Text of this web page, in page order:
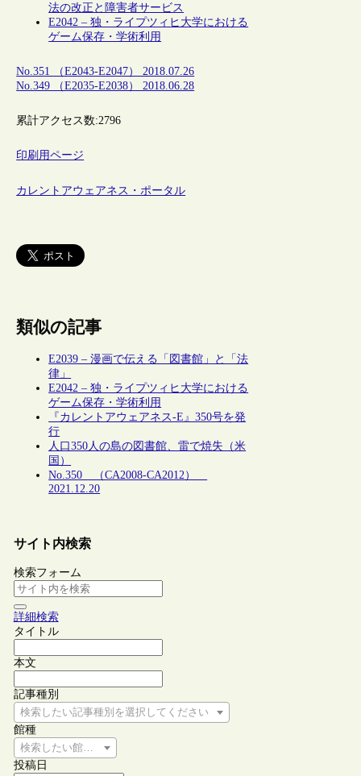
法の改正と障害者サービス
E2042 – 独・ライプツィヒ大学における
ゲーム保存・学術利用
No.351 （E2043-E2047） 2018.07.26
No.349 （E2035-E2038） 2018.06.28
累計アクセス数:2796
印刷用ページ
カレントアウェアネス・ポータル
類似の記事
E2039 – 漫画で伝える「図書館」と「法
律」
E2042 – 独・ライプツィヒ大学における
ゲーム保存・学術利用
『カレントアウェアネス-E』350号を発
行
人口350人の島の図書館、雷で焼失（米
国）
No.350 （CA2008-CA2012）
2021.12.20
サイト内検索
検索フォーム
詳細検索
タイトル
本文
記事種別
検索したい記事種別を選択してください
館種
検索したい館種を選択してください
投稿日